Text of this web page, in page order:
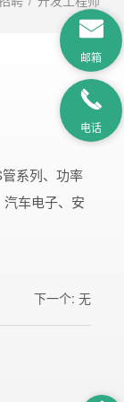
系列、功率
车电子、安
下一个: 无
邮箱
电话